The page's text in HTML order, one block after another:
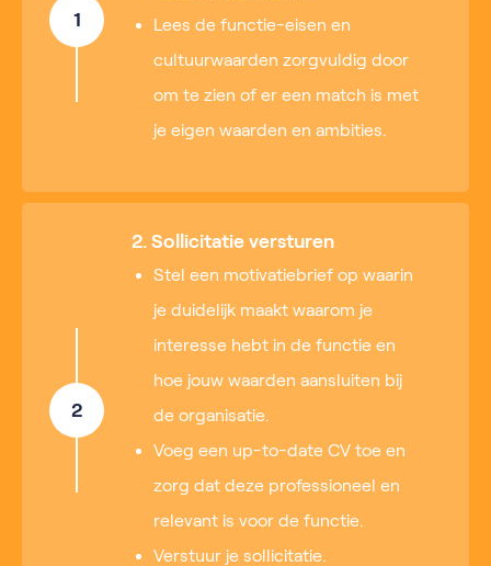
1
Lees de functie-eisen en
cultuurwaarden zorgvuldig door
om te zien of er een match is met
je eigen waarden en ambities.
2
2. Sollicitatie versturen
Stel een motivatiebrief op waarin
je duidelijk maakt waarom je
interesse hebt in de functie en
hoe jouw waarden aansluiten bij
de organisatie.
Voeg een up-to-date CV toe en
zorg dat deze professioneel en
relevant is voor de functie.
Verstuur je sollicitatie.